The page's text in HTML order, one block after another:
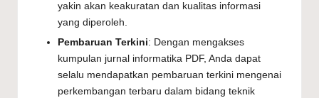
yakin akan keakuratan dan kualitas informasi
yang diperoleh.
Pembaruan Terkini: Dengan mengakses
kumpulan jurnal informatika PDF, Anda dapat
selalu mendapatkan pembaruan terkini mengenai
perkembangan terbaru dalam bidang teknik